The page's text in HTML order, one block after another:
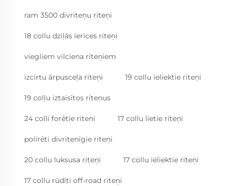
ram 3500 divriteņu riteņi
18 collu dziļās ierīces riteņi
viegliem vilciena riteņiem
izcirtu ārpusceļa riteņi 19 collu ieliektie riteņi
19 colļu iztaisītos riteņus
24 colli forētie riteni 17 collu lietie riteņi
polirēti divritenīgie riteņi
20 collu luksusa riteņi 17 collu ieliektie riteņi
17 collu rūdīti off-road riteņi